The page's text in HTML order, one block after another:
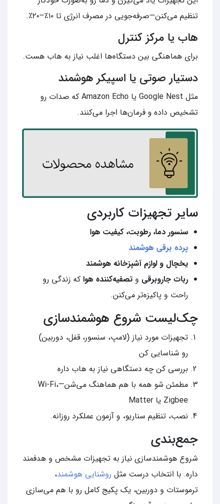
تنظیم می‌کنن—صرفه‌جویی در مصرف انرژی تا ۱۰٪–۲۰٪.
هاب یا مرکز کنترل
برای هماهنگی بین دستگاه‌ها اغلب نیاز به هاب‌ هست.
دستیار صوتی یا اسپیکر هوشمند
مثل Google Nest یا Amazon Echo که صدات رو
تشخیص داده و فرمان‌ها اجرا می‌کنند.
سایر تجهیزات کاربردی
سنسور دما، رطوبت، کیفیت هوا
پرده برقی هوشمند
یخچال و لوازم آشپزخانه هوشمند
ربات جاروبرقی و تصفیه‌کننده هوا که زندگی رو
راحت و پاکیزه‌تر می‌کنن.
چک‌لیست شروع هوشمندسازی
تجهیزات مورد نیاز (لامپ، سنسور، قفل، دوربین)
رو شناسایی کن
بررسی کن چه دستگاهی نیاز به هاب داره
مطمئن شو همه با هم هماهنگ می‌شن—Wi‑Fi،
Zigbee یا Matter
نصب، تنظیم سناریو، و آزمون عملکرد روزانه.
جمع‌بندی
شروع هوشمندسازی نیاز به تجهیزات مشخص و هدفمند
داره. با انتخاب درست مثل روشنایی هوشمند،
ترموستات و دوربین، یک پکیج کامل رو با هم می‌سازی